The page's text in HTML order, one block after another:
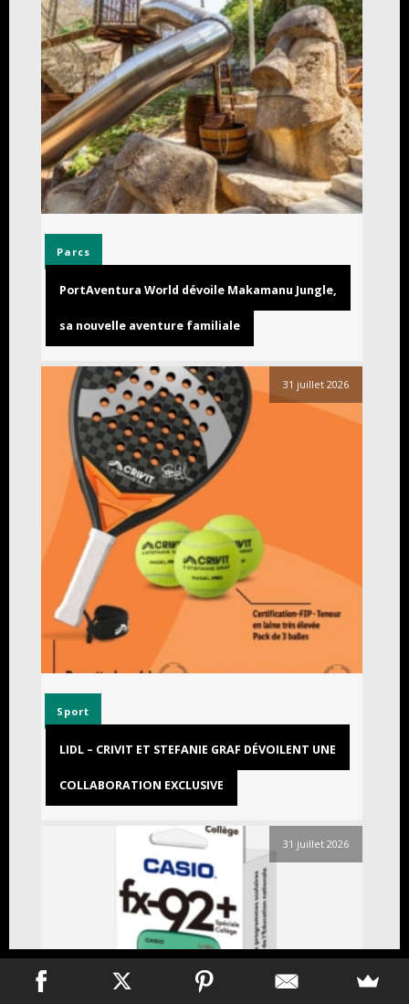
Parcs
PortAventura World dévoile Makamanu Jungle,
sa nouvelle aventure familiale
31 juillet 2026
Sport
LIDL – CRIVIT ET STEFANIE GRAF DÉVOILENT UNE
COLLABORATION EXCLUSIVE
31 juillet 2026